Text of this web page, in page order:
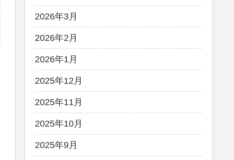
2026年3月
2026年2月
2026年1月
2025年12月
2025年11月
2025年10月
2025年9月